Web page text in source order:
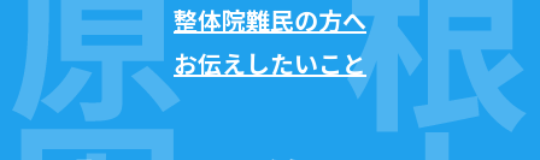
整体院難⺠の⽅へ
お伝えしたいこと